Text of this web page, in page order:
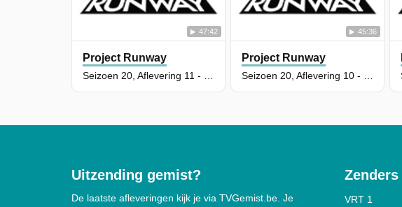
47:42
Project Runway
45:36
Project Runway
Uitzending gemist?
De laatste afleveringen kijk je via TVGemist.be. Je
Zenders
VRT 1